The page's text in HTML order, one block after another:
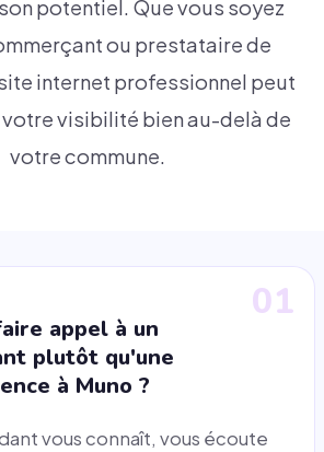
potentiel. Que vous soyez
ou prestataire de
internet professionnel peut
visibilité bien au-delà de
votre commune.
01
appel à un
plutôt qu'une
à Muno ?
vous connaît, vous écoute